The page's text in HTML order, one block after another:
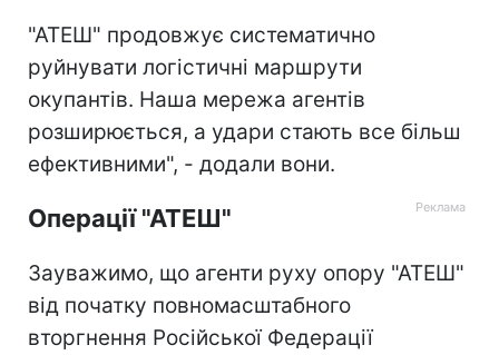
"АТЕШ" продовжує систематично
руйнувати логістичні маршрути
окупантів. Наша мережа агентів
розширюється, а удари стають все більш
ефективними", - додали вони.
Операції "АТЕШ"
Зауважимо, що агенти руху опору "АТЕШ"
від початку повномасштабного
вторгнення Російської Федерації